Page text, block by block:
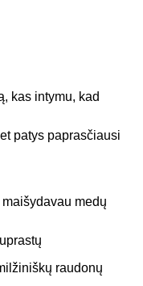
kas intymu, kad
patys paprasčiausi
medų
raudonų